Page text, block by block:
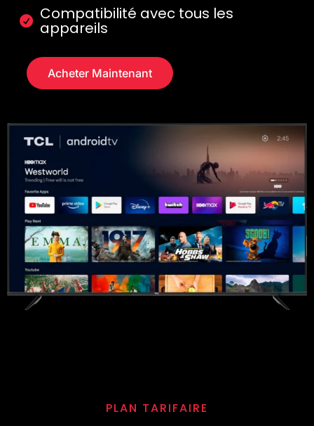
Compatibilité avec tous les
appareils
Acheter Maintenant
PLAN TARIFAIRE